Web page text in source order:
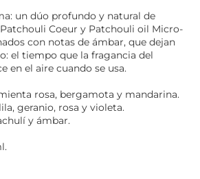
un dúo profundo y natural de
Coeur y Patchouli oil Micro-
con notas de ámbar, que dejan
el tiempo que la fragancia del
en el aire cuando se usa.
rosa, bergamota y mandarina.
geranio, rosa y violeta.
y ámbar.